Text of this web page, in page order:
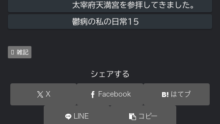
太宰府天満宮を参拝してきました。
鬱病の私の日常15
雑記
シェアする
X Facebook はてブ
LINE コピー